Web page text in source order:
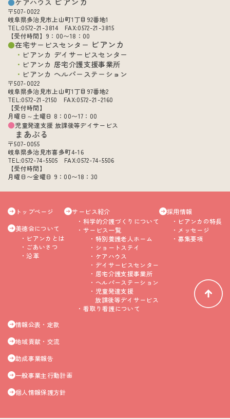
ケアハウス
〒507-0022
岐阜県多治見市上山町1丁目92番地1
TEL:0572-21-3814 FAX:0572-21-3815
【受付時間】9：00〜18：00
在宅サービスセンター ビアンカ
ビアンカ デイサービスセンター
ビアンカ 居宅介護支援事業所
ビアンカ ヘルパーステーション
〒507-0022
岐阜県多治見市上山町1丁目97番地2
TEL:0572-21-2150 FAX:0572-21-2160
【受付時間】
月曜日～土曜日 8：00〜17：00
児童発達支援 放課後等デイサービス
まあぶる
〒507-0055
岐阜県多治見市喜多町4-16
TEL:0572-74-5505 FAX:0572-74-5506
【受付時間】
月曜日〜金曜日 9：00〜18：30
トップページ
美徳会について
ビアンカとは
ごあいさつ
沿革
サービス紹介
科学的介護づくりについて
サービス一覧
特別養護老人ホーム
ショートステイ
ケアハウス
デイサービスセンター
居宅介護支援事業所
ヘルパーステーション
児童発達支援
放課後等デイサービス
看取り看護について
採用情報
ビアンカの特長
メッセージ
募集要項
情報公表・定款
地域貢献・交流
助成事業報告
一般事業主行動計画
個人情報保護方針